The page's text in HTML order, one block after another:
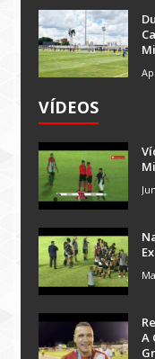
VÍDEOS
A